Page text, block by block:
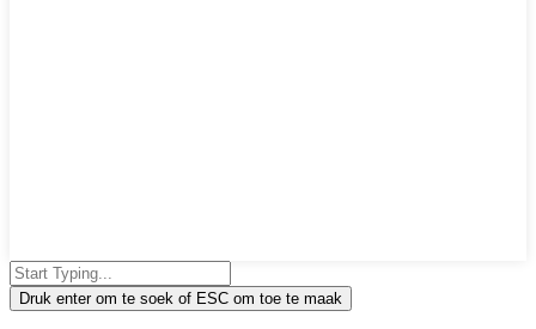
Druk enter om te soek of ESC om toe te maak